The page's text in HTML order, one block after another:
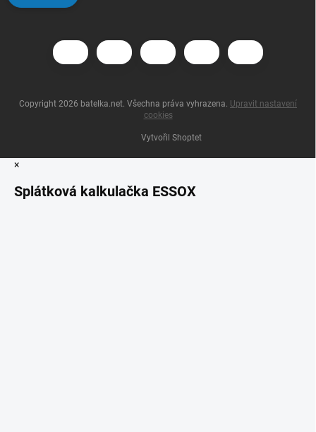
Vytvořil Shoptet
Copyright 2026 batelka.net. Všechna práva vyhrazena. Upravit nastavení
cookies
×
Splátková kalkulačka ESSOX